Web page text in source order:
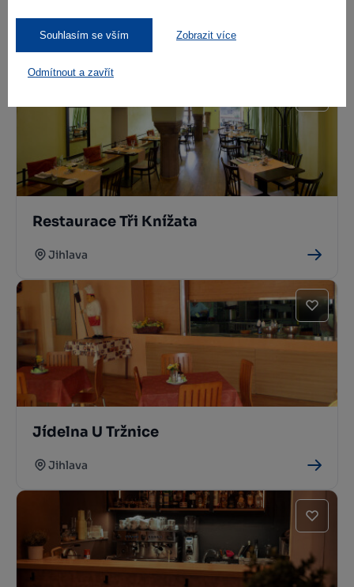
Souhlasím se vším Zobrazit více
Odmítnout a zavřít
Restaurace Tři Knížata
Jihlava
Jídelna U Tržnice
Jihlava